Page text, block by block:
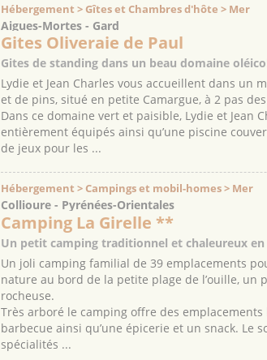
Hébergement > Gîtes et Chambres d'hôte > Mer
Aigues-Mortes - Gard
Gites Oliveraie de Paul
Gites de standing dans un beau domaine
Lydie et Jean Charles vous accueillent dans un
et de pins, situé en petite Camargue, à 2 pas
Dans ce domaine vert et paisible, Lydie et Jean
entièrement équipés ainsi qu’une piscine
de jeux pour les ...
Hébergement > Campings et mobil-homes > Mer
Collioure - Pyrénées-Orientales
Camping La Girelle **
Un petit camping traditionnel et chaleureux
Un joli camping familial de 39 emplacements
nature au bord de la petite plage de l’ouille,
rocheuse.
Très arboré le camping offre des
barbecue ainsi qu’une épicerie et un snack. Le
spécialités ...